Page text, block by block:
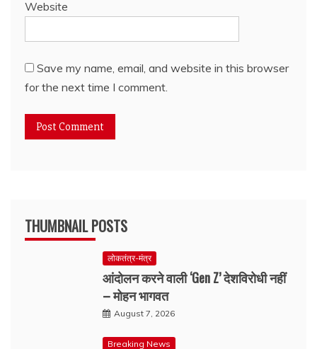
Website
Save my name, email, and website in this browser
for the next time I comment.
THUMBNAIL POSTS
लोकतंत्र-मंत्र
आंदोलन करने वाली ‘Gen Z’ देशविरोधी नहीं
– मोहन भागवत
August 7, 2026
Breaking News